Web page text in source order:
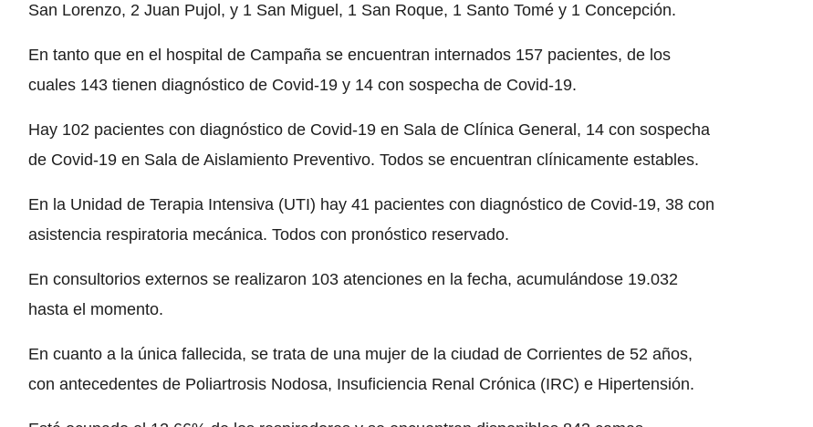
San Lorenzo, 2 Juan Pujol, y 1 San Miguel, 1 San Roque, 1 Santo Tomé y 1 Concepción.
En tanto que en el hospital de Campaña se encuentran internados 157 pacientes, de los
cuales 143 tienen diagnóstico de Covid-19 y 14 con sospecha de Covid-19.
Hay 102 pacientes con diagnóstico de Covid-19 en Sala de Clínica General, 14 con sospecha
de Covid-19 en Sala de Aislamiento Preventivo. Todos se encuentran clínicamente estables.
En la Unidad de Terapia Intensiva (UTI) hay 41 pacientes con diagnóstico de Covid-19, 38 con
asistencia respiratoria mecánica. Todos con pronóstico reservado.
En consultorios externos se realizaron 103 atenciones en la fecha, acumulándose 19.032
hasta el momento.
En cuanto a la única fallecida, se trata de una mujer de la ciudad de Corrientes de 52 años,
con antecedentes de Poliartrosis Nodosa, Insuficiencia Renal Crónica (IRC) e Hipertensión.